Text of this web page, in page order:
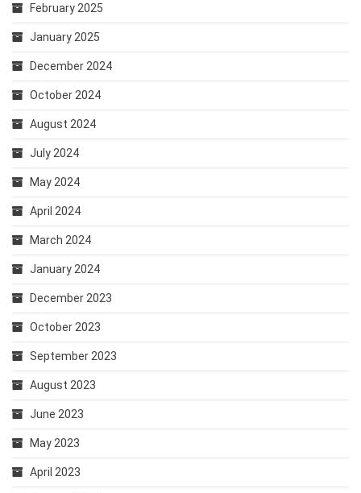
February 2025
January 2025
December 2024
October 2024
August 2024
July 2024
May 2024
April 2024
March 2024
January 2024
December 2023
October 2023
September 2023
August 2023
June 2023
May 2023
April 2023